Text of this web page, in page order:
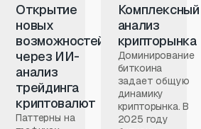
Открытие
новых
возможностей
через ИИ-
анализ
трейдинга
криптовалют
Паттерны на
Комплексный
анализ
крипторынка
Доминирование
биткоина
задает общую
динамику
крипторынка. В
2025 году